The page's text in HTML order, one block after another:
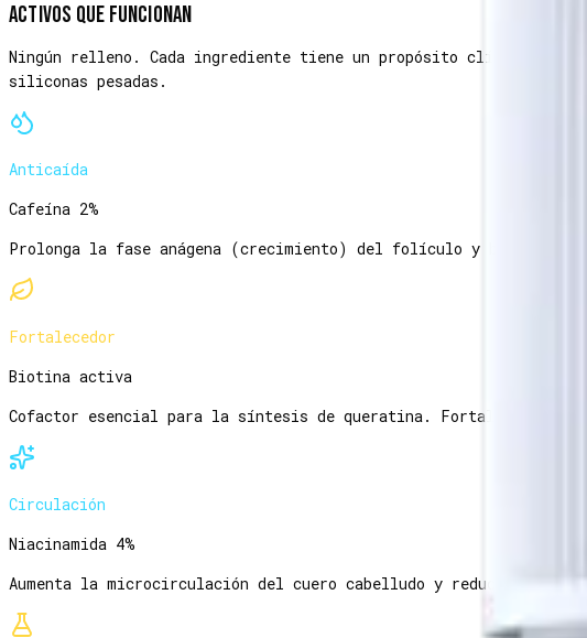
Activos que funcionan
Ningún relleno. Cada ingrediente tiene un propósito clínico y
siliconas pesadas.
Anticaída
Cafeína 2%
Prolonga la fase anágena (crecimiento) del folículo y bloquea la
Fortalecedor
Biotina activa
Cofactor esencial para la síntesis de queratina. Fortalece la
Circulación
Niacinamida 4%
Aumenta la microcirculación del cuero cabelludo y reduce la